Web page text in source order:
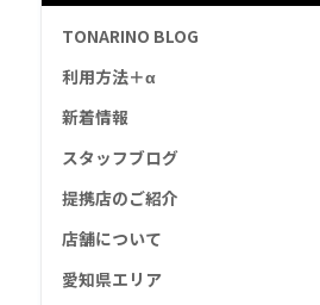
TONARINO BLOG
利用方法＋α
新着情報
スタッフブログ
提携店のご紹介
店舗について
愛知県エリア